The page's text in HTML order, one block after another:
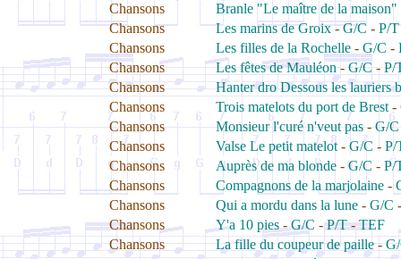
Chansons
Branle "Le maître de la maison"
Chansons
Les marins de Groix-G/C - P/T
Chansons
Les filles de la Rochelle - G/C -
Chansons
Les fêtes de Mauléon-G/C-P/
Chansons
Hanter dro Dessous les lauriers
Chansons
Trois matelots du port de Brest -
Chansons
Monsieur l'curé n'veut pas-G/C
Chansons
Valse Le petit matelot - G/C - P/
Chansons
Auprès de ma blonde -G/C - P/
Chansons
Compagnons de la marjolaine -
Chansons
Qui a mordu dans la lune - G/C
Chansons
Y'a 10 pies-G/C -P/T-TEF
Chansons
La fille du coupeur de paille-